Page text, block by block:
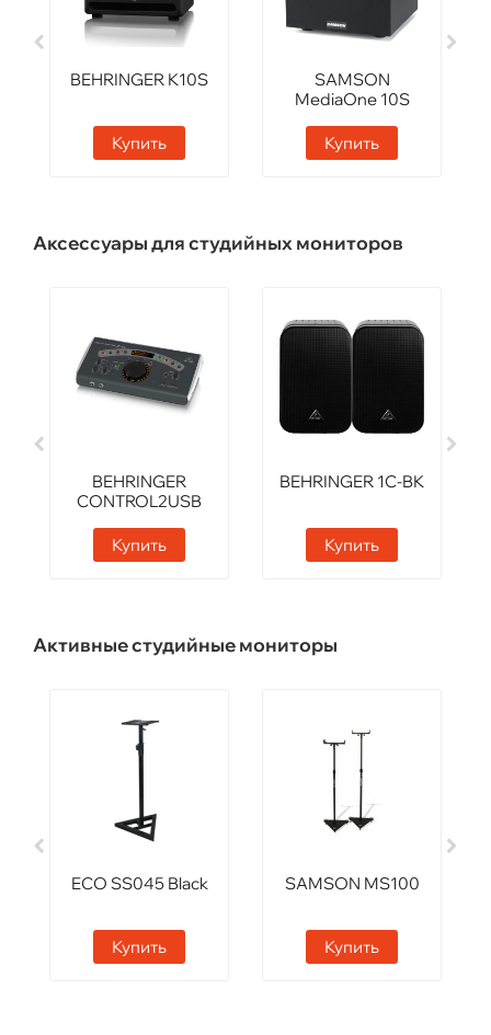
BEHRINGER K10S
Купить
SAMSON
MediaOne 10S
Купить
Аксессуары для студийных мониторов
BEHRINGER
CONTROL2USB
Купить
BEHRINGER 1C-BK
Купить
Активные студийные мониторы
ECO SS045 Black
Купить
SAMSON MS100
Купить